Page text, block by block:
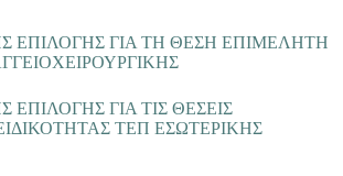
ΕΠΙΛΟΓΗΣ ΓΙΑ ΤΗ ΘΕΣΗ ΕΠΙΜΕΛΗΤΗ
ΕΠΙΛΟΓΗΣ ΓΙΑ ΤΙΣ ΘΕΣΕΙΣ
ΤΕΠ ΕΣΩΤΕΡΙΚΗΣ